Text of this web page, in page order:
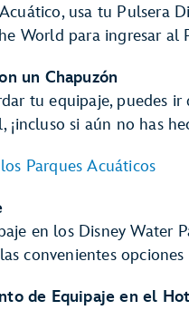
usa tu Pulsera
World para ingresar al
un Chapuzón
tu equipaje, puedes
¡incluso si aún no has
Parques Acuáticos
en los Disney Water
convenientes
de Equipaje en el